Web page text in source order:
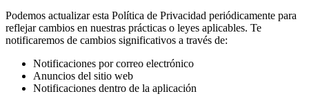
Podemos actualizar esta Política de Privacidad periódicamente para
reflejar cambios en nuestras prácticas o leyes aplicables. Te
notificaremos de cambios significativos a través de:
Notificaciones por correo electrónico
Anuncios del sitio web
Notificaciones dentro de la aplicación